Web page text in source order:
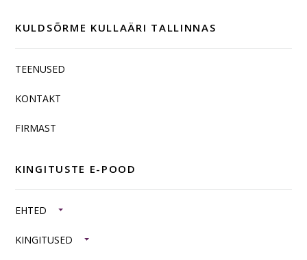
KULDSÕRME KULLAÄRI TALLINNAS
TEENUSED
KONTAKT
FIRMAST
KINGITUSTE E-POOD
EHTED
KINGITUSED